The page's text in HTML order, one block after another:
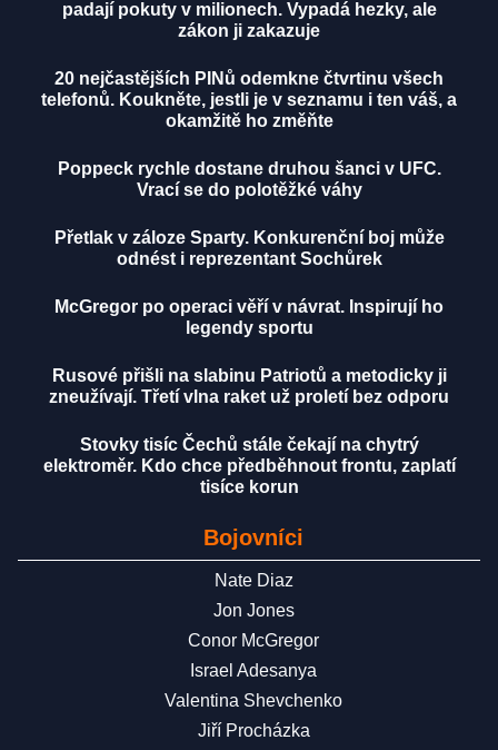
padají pokuty v milionech. Vypadá hezky, ale
zákon ji zakazuje
20 nejčastějších PINů odemkne čtvrtinu všech
telefonů. Koukněte, jestli je v seznamu i ten váš, a
okamžitě ho změňte
Poppeck rychle dostane druhou šanci v UFC.
Vrací se do polotěžké váhy
Přetlak v záloze Sparty. Konkurenční boj může
odnést i reprezentant Sochůrek
McGregor po operaci věří v návrat. Inspirují ho
legendy sportu
Rusové přišli na slabinu Patriotů a metodicky ji
zneužívají. Třetí vlna raket už proletí bez odporu
Stovky tisíc Čechů stále čekají na chytrý
elektroměr. Kdo chce předběhnout frontu, zaplatí
tisíce korun
Bojovníci
Nate Diaz
Jon Jones
Conor McGregor
Israel Adesanya
Valentina Shevchenko
Jiří Procházka